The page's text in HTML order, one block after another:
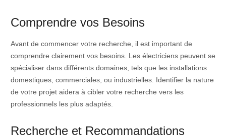
Comprendre vos Besoins
Avant de commencer votre recherche, il est important de
comprendre clairement vos besoins. Les électriciens peuvent se
spécialiser dans différents domaines, tels que les installations
domestiques, commerciales, ou industrielles. Identifier la nature
de votre projet aidera à cibler votre recherche vers les
professionnels les plus adaptés.
Recherche et Recommandations